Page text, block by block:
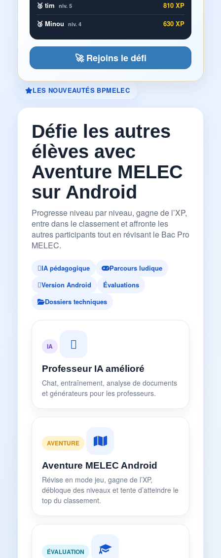
🥈 tim niv. 5
810 XP
🥉 Minou niv. 4 630 XP
🚀 Rejoins le défi
LES NOUVEAUTÉS BPMELEC
Défie les autres
élèves avec
Aventure MELEC
sur Android
Progresse niveau par niveau, gagne de l’XP,
entre dans le classement et affronte les
autres participants tout en révisant le Bac Pro
MELEC.
IA pédagogique
Parcours ludique
Version Android
Évaluations
Dossiers techniques
IA
Professeur IA amélioré
Chat, entraînement, analyse de documents
et générateurs pour les professeurs.
AVENTURE
Aventure MELEC Android
Révise en mode jeu, gagne de l’XP,
débloque des niveaux et tente d’atteindre le
top du classement.
ÉVALUATION